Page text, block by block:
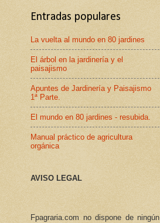
Entradas populares
La vuelta al mundo en 80 jardines
El árbol en la jardinería y el
paisajismo
Apuntes de Jardinería y Paisajismo
1ª Parte.
El mundo en 80 jardines - resubida.
Manual práctico de agricultura
orgánica
AVISO LEGAL
Fpagraria.com no dispone de ningún